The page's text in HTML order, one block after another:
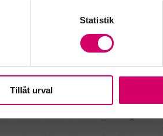
Statistik
Tillåt urval